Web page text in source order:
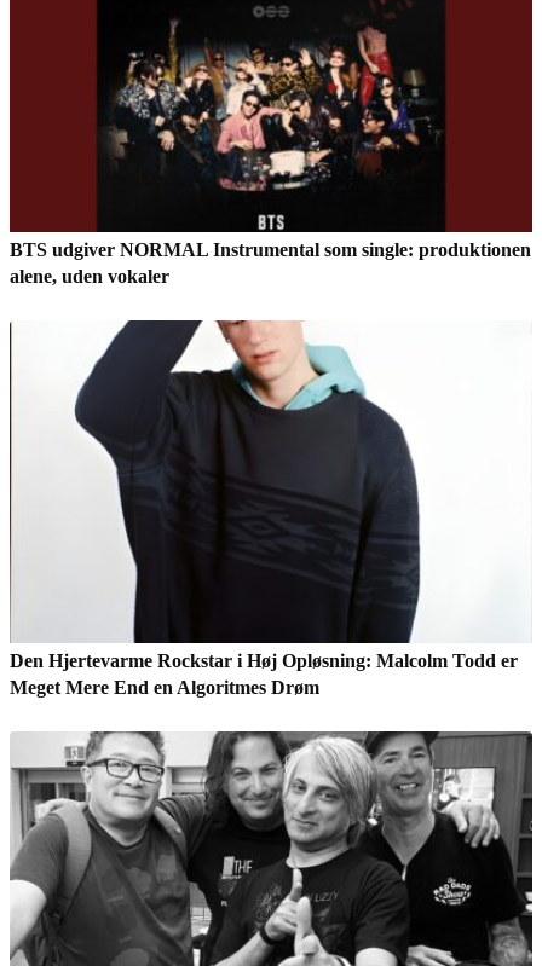
BTS udgiver NORMAL Instrumental som single: produktionen
alene, uden vokaler
Den Hjertevarme Rockstar i Høj Opløsning: Malcolm Todd er
Meget Mere End en Algoritmes Drøm